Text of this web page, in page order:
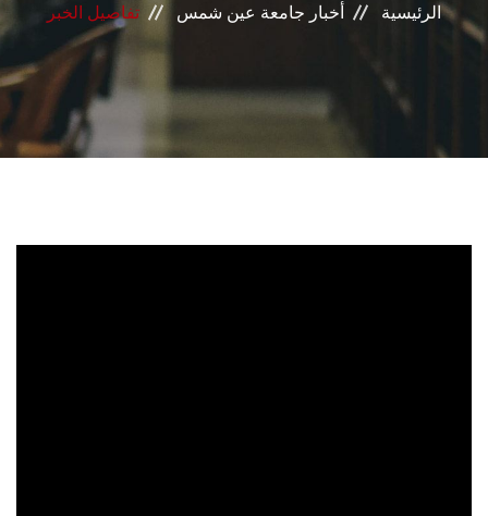
الرعاية الصحية
المراكز والوحدات
الأنظمة الذكية
الرئيسية أخبار جامعة عين شمس تفاصيل الخبر